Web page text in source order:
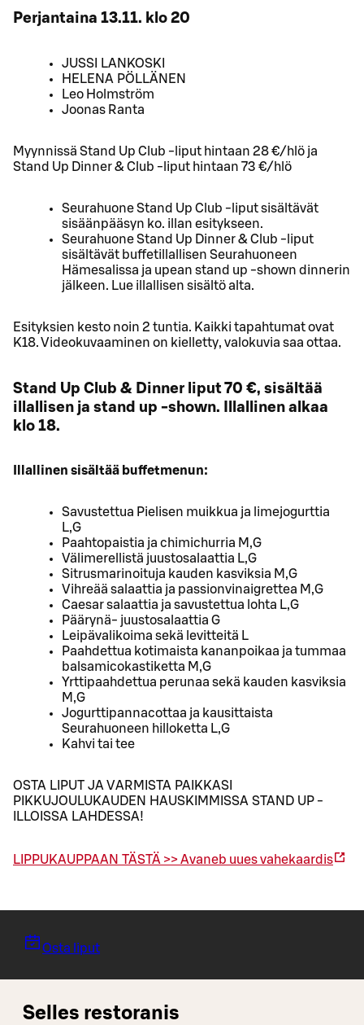
Perjantaina 13.11. klo 20
JUSSI LANKOSKI
HELENA PÖLLÄNEN
Leo Holmström
Joonas Ranta
Myynnissä Stand Up Club -liput hintaan 28 €/hlö ja
Stand Up Dinner & Club -liput hintaan 73 €/hlö
Seurahuone Stand Up Club -liput sisältävät
sisäänpääsyn ko. illan esitykseen.
Seurahuone Stand Up Dinner & Club -liput
sisältävät buffetillallisen Seurahuoneen
Hämesalissa ja upean stand up -shown dinnerin
jälkeen. Lue illallisen sisältö alta.
Esityksien kesto noin 2 tuntia. Kaikki tapahtumat ovat
K18. Videokuvaaminen on kielletty, valokuvia saa ottaa.
Stand Up Club & Dinner liput 70 €, sisältää
illallisen ja stand up -shown. Illallinen alkaa
klo 18.
Illallinen sisältää buffetmenun:
Savustettua Pielisen muikkua ja limejogurttia
L,G
Paahtopaistia ja chimichurria M,G
Välimerellistä juustosalaattia L,G
Sitrusmarinoituja kauden kasviksia M,G
Vihreää salaattia ja passionvinaigrettea M,G
Caesar salaattia ja savustettua lohta L,G
Päärynä- juustosalaattia G
Leipävalikoima sekä levitteitä L
Paahdettua kotimaista kananpoikaa ja tummaa
balsamicokastiketta M,G
Yrttipaahdettua perunaa sekä kauden kasviksia
M,G
Jogurttipannacottaa ja kausittaista
Seurahuoneen hilloketta L,G
Kahvi tai tee
OSTA LIPUT JA VARMISTA PAIKKASI
PIKKUJOULUKAUDEN HAUSKIMMISSA STAND UP -
ILLOISSA LAHDESSA!
LIPPUKAUPPAAN TÄSTÄ >>Avaneb uues vahekaardis
Osta liput
Selles restoranis